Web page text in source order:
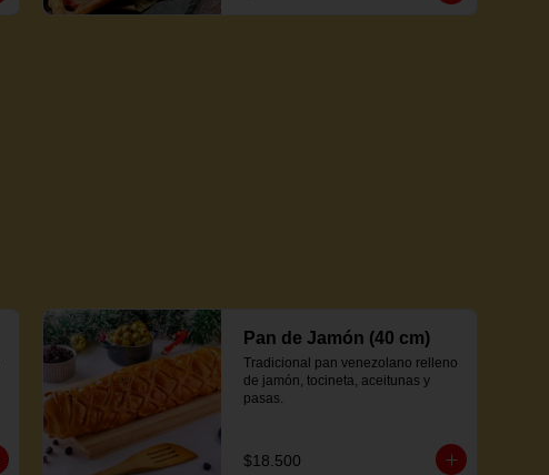
Pan de Jamón (40 cm)
Tradicional pan venezolano relleno
de jamón, tocineta, aceitunas y
pasas.
$18.500